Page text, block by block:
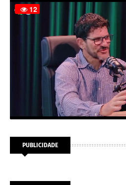
PUBLICIDADE